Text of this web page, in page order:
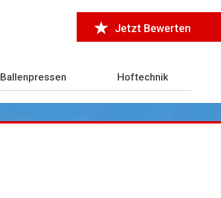
Jetzt Bewerten
Ballenpressen Hoftechnik